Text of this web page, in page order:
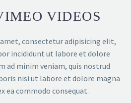
VIDEOS
consectetur adipisicing elit,
incididunt ut labore et dolore
ad minim veniam, quis nostrud
nisi ut labore et dolore magna
ea commodo consequat.